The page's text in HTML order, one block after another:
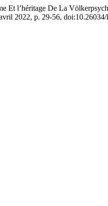
Et l’héritage De La
2022, p. 29-56,